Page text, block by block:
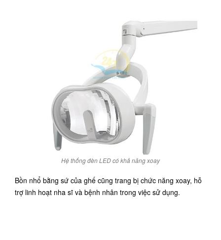
Hệ thống đèn LED có khả năng xoay
Bồn nhổ bằng sứ của ghế cũng trang bị chức năng xoay, hỗ
trợ linh hoạt nha sĩ và bệnh nhân trong việc sử dụng.